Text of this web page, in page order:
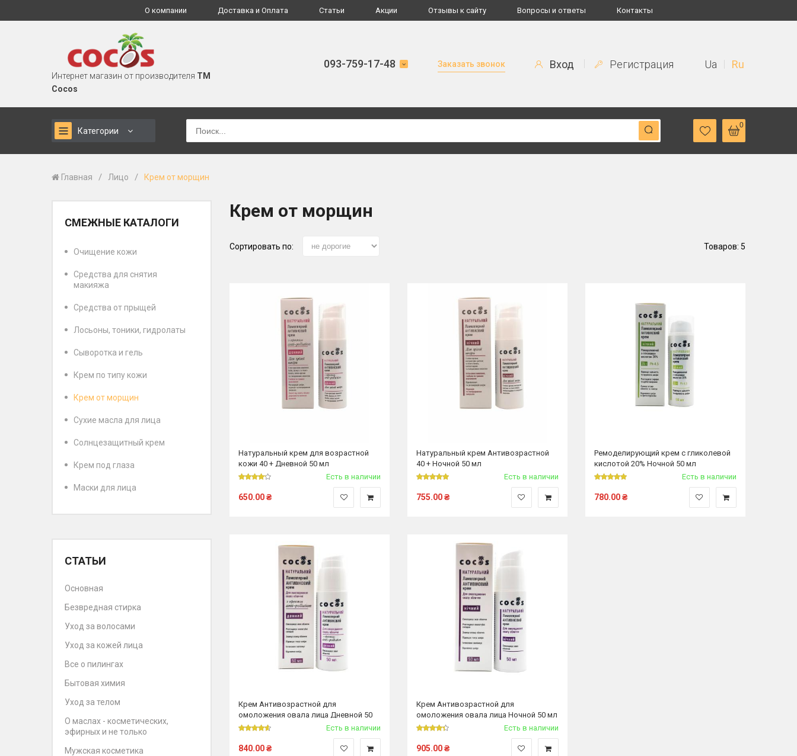
О компании Доставка и Оплата Статьи Акции Отзывы к сайту Вопросы и ответы Контакты
Интернет магазин от производителя TM
Cocos
093-759-17-48 Заказать звонок Вход Регистрация Ua Ru
Категории
0
Главная / Лицо / Крем от морщин
СМЕЖНЫЕ КАТАЛОГИ
Очищение кожи
Средства для снятия
макияжа
Средства от прыщей
Лосьоны, тоники, гидролаты
Сыворотка и гель
Крем по типу кожи
Крем от морщин
Сухие масла для лица
Солнцезащитный крем
Крем под глаза
Маски для лица
СТАТЬИ
Основная
Безвредная стирка
Уход за волосами
Уход за кожей лица
Все о пилингах
Бытовая химия
Уход за телом
О маслах - косметических,
эфирных и не только
Мужская косметика
Крем от морщин
Сортировать по: Товаров: 5
Натуральный крем для возрастной
кожи 40 + Дневной 50 мл
Есть в наличии
650.00₴
Натуральный крем Антивозрастной
40 + Ночной 50 мл
Есть в наличии
755.00₴
Ремоделирующий крем с гликолевой
кислотой 20% Ночной 50 мл
Есть в наличии
780.00₴
Крем Антивозрастной для
омоложения овала лица Дневной 50
мл
Есть в наличии
840.00₴
Крем Антивозрастной для
омоложения овала лица Ночной 50 мл
Есть в наличии
905.00₴